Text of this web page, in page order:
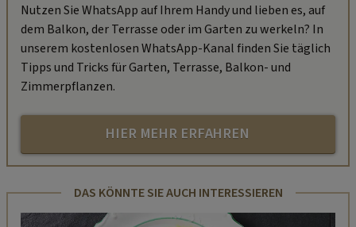
Nutzen Sie WhatsApp auf Ihrem Handy und lieben es, auf
dem Balkon, der Terrasse oder im Garten zu werkeln? In
unserem kostenlosen WhatsApp-Kanal finden Sie täglich
Tipps und Tricks für Garten, Terrasse, Balkon- und
Zimmerpflanzen.
HIER MEHR ERFAHREN
DAS KÖNNTE SIE AUCH INTERESSIEREN